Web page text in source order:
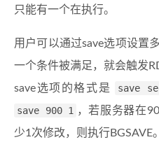
只能有一个在执行。
用户可以通过save选项设置
一个条件被满足，就会触发
save选项的格式是
save
save 900 1 ，若服务器在
少1次修改，则执行BGSAVE。